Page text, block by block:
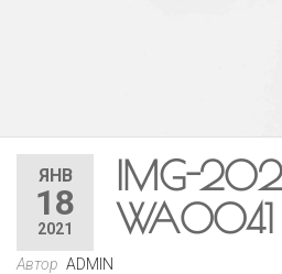
ЯНВ
18
2021
IMG-
WA0041
Автор ADMIN